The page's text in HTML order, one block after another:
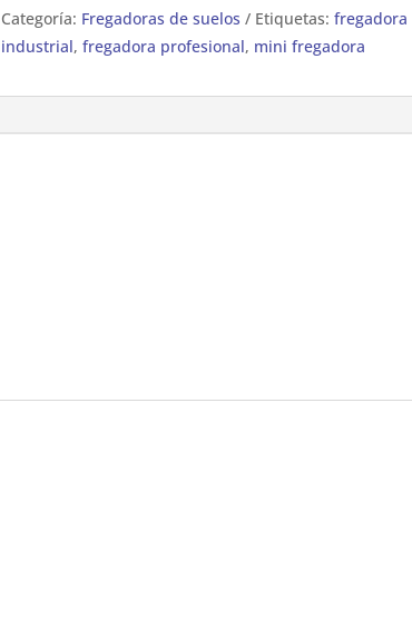
Categoría: Fregadoras de suelos Etiquetas: fregadora
industrial, fregadora profesional, mini fregadora